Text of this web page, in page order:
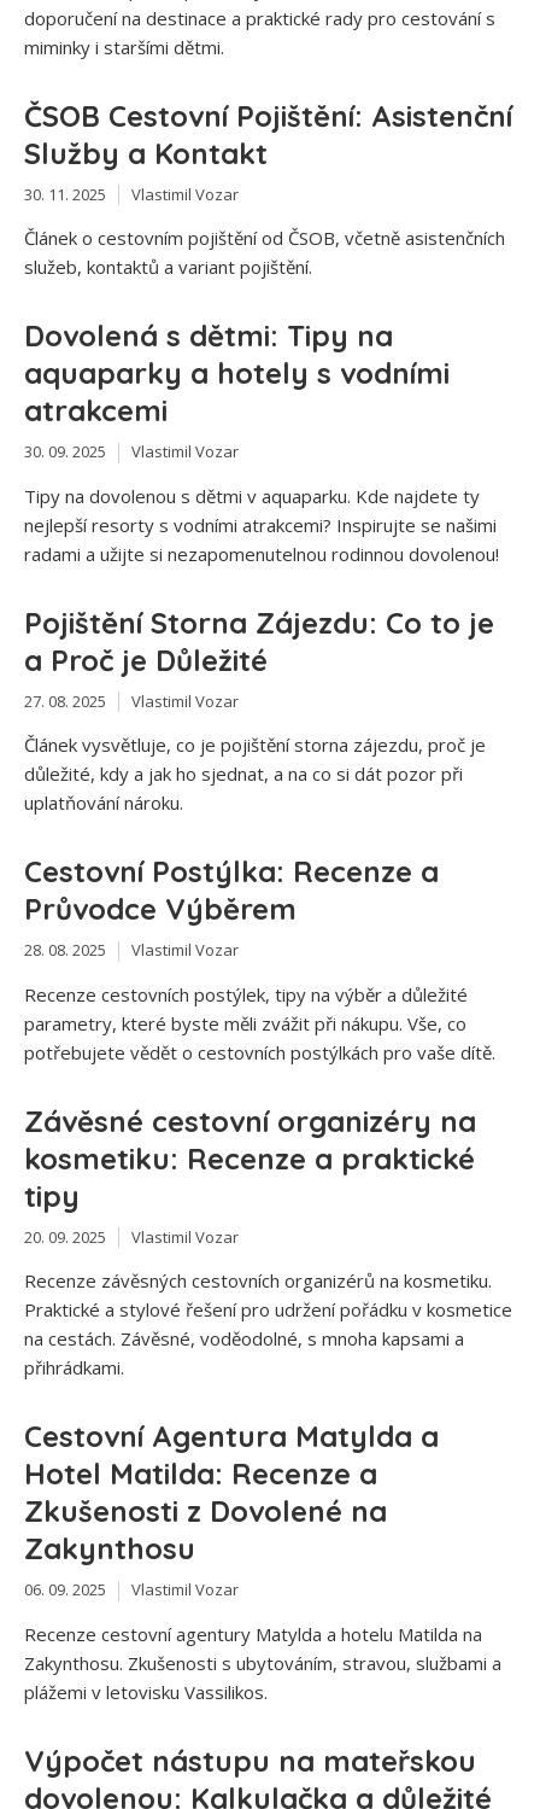
doporučení na destinace a praktické rady pro cestování s
miminky i staršími dětmi.
ČSOB Cestovní Pojištění: Asistenční
Služby a Kontakt
30. 11. 2025 Vlastimil Vozar
Článek o cestovním pojištění od ČSOB, včetně asistenčních
služeb, kontaktů a variant pojištění.
Dovolená s dětmi: Tipy na
aquaparky a hotely s vodními
atrakcemi
30. 09. 2025 Vlastimil Vozar
Tipy na dovolenou s dětmi v aquaparku. Kde najdete ty
nejlepší resorty s vodními atrakcemi? Inspirujte se našimi
radami a užijte si nezapomenutelnou rodinnou dovolenou!
Pojištění Storna Zájezdu: Co to je
a Proč je Důležité
27. 08. 2025 Vlastimil Vozar
Článek vysvětluje, co je pojištění storna zájezdu, proč je
důležité, kdy a jak ho sjednat, a na co si dát pozor při
uplatňování nároku.
Cestovní Postýlka: Recenze a
Průvodce Výběrem
28. 08. 2025 Vlastimil Vozar
Recenze cestovních postýlek, tipy na výběr a důležité
parametry, které byste měli zvážit při nákupu. Vše, co
potřebujete vědět o cestovních postýlkách pro vaše dítě.
Závěsné cestovní organizéry na
kosmetiku: Recenze a praktické
tipy
20. 09. 2025 Vlastimil Vozar
Recenze závěsných cestovních organizérů na kosmetiku.
Praktické a stylové řešení pro udržení pořádku v kosmetice
na cestách. Závěsné, voděodolné, s mnoha kapsami a
přihrádkami.
Cestovní Agentura Matylda a
Hotel Matilda: Recenze a
Zkušenosti z Dovolené na
Zakynthosu
06. 09. 2025 Vlastimil Vozar
Recenze cestovní agentury Matylda a hotelu Matilda na
Zakynthosu. Zkušenosti s ubytováním, stravou, službami a
plážemi v letovisku Vassilikos.
Výpočet nástupu na mateřskou
dovolenou: Kalkulačka a důležité